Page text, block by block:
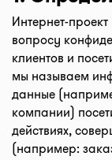
Интернет-проект
вопросу
клиентов и
мы называем
данные
компании)
действиях,
(например: